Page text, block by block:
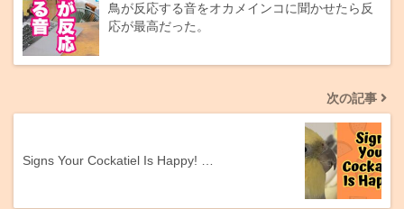
鳥が反応する音をオカメインコに聞かせたら反
応が最高だった。
次の記事
Signs Your Cockatiel Is Happy! …